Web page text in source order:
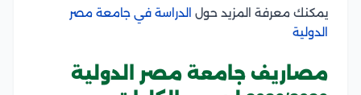
يمكنك معرفة المزيد حول
الدراسة في جامعة مصر
الدولية
مصاريف جامعة مصر الدولية